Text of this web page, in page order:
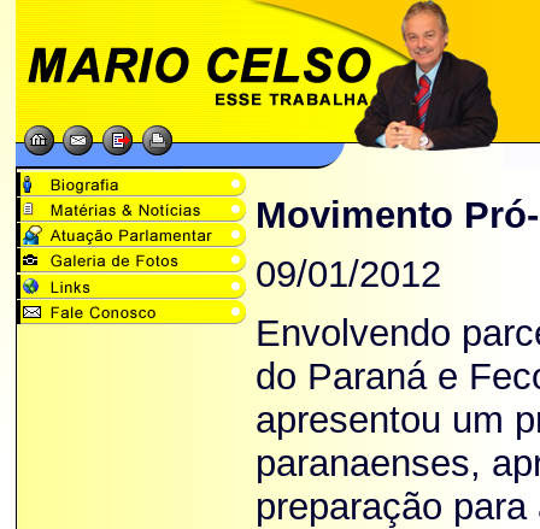
Movimento
09/01/2012
Envolvendo
do Paraná e
apresentou um
paranaenses,
preparação